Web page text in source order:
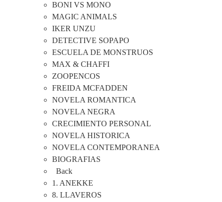
BONI VS MONO
MAGIC ANIMALS
IKER UNZU
DETECTIVE SOPAPO
ESCUELA DE MONSTRUOS
MAX & CHAFFI
ZOOPENCOS
FREIDA MCFADDEN
NOVELA ROMANTICA
NOVELA NEGRA
CRECIMIENTO PERSONAL
NOVELA HISTORICA
NOVELA CONTEMPORANEA
BIOGRAFIAS
Back
1. ANEKKE
8. LLAVEROS